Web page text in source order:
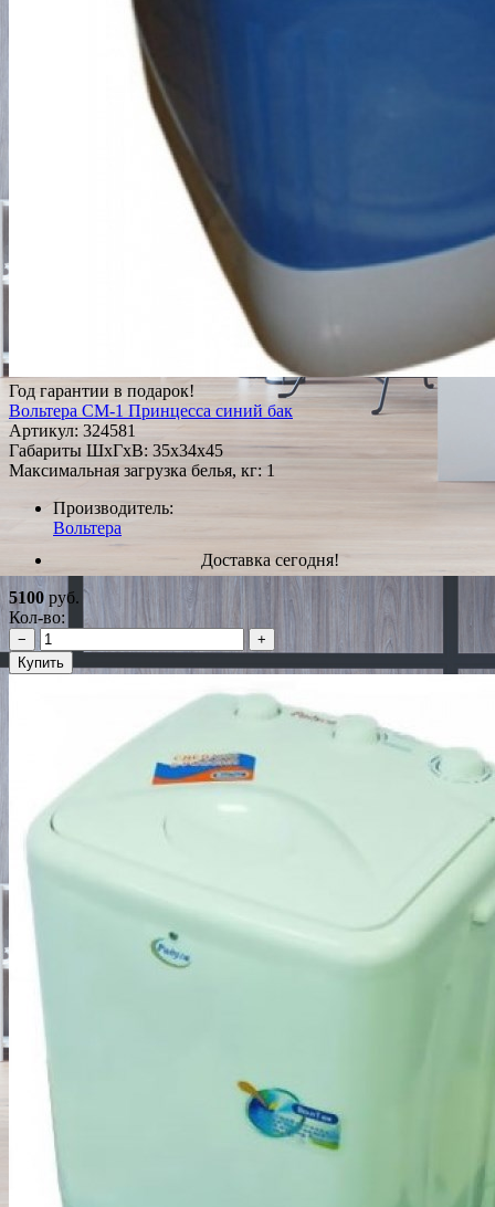
Год гарантии в подарок!
Вольтера СМ-1 Принцесса синий бак
Артикул: 324581
Габариты ШxГxВ: 35x34x45
Максимальная загрузка белья, кг: 1
Производитель:
Вольтера
Доставка сегодня!
5100 руб.
Кол-во:
−
+
Купить